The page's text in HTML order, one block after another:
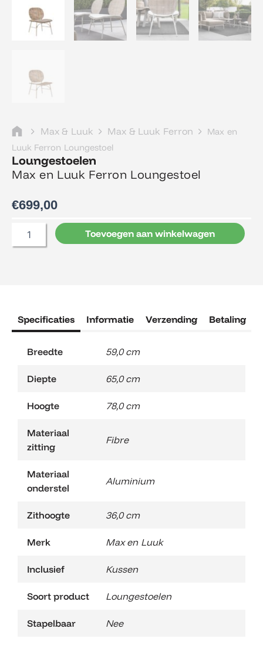
Max & Luuk Max & Luuk Ferron
Max en
Luuk Ferron Loungestoel
Loungestoelen
Max en Luuk Ferron Loungestoel
€699,00
Toevoegen aan winkelwagen
Specificaties Informatie Verzending Betaling
Breedte 59,0 cm
Diepte 65,0 cm
Hoogte 78,0 cm
Materiaal
zitting
Fibre
Materiaal
onderstel
Aluminium
Zithoogte 36,0 cm
Merk Max en Luuk
Inclusief Kussen
Soort product Loungestoelen
Stapelbaar Nee